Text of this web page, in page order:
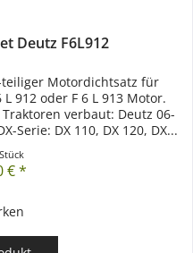
Deutz F6L912
Motordichtsatz für
912 oder F 6 L 913 Motor.
verbaut: Deutz 06-
Serie: DX 110, DX 120, DX...
€ *